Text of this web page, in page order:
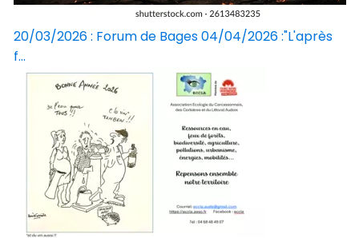
20/03/2026 : Forum de Bages 04/04/2026 :"L'après
f...